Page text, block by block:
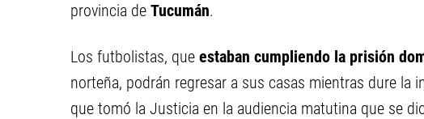
provincia de Tucumán.
Los futbolistas, que estaban cumpliendo la prisión
norteña, podrán regresar a sus casas mientras dure la
que tomó la Justicia en la audiencia matutina que se